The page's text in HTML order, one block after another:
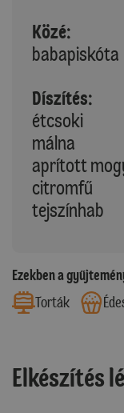
Közé:
babapiskóta
Díszítés:
étcsoki
málna
aprított
citromfű
tejszínhab
Ezekben a
Torták
Elkészítés